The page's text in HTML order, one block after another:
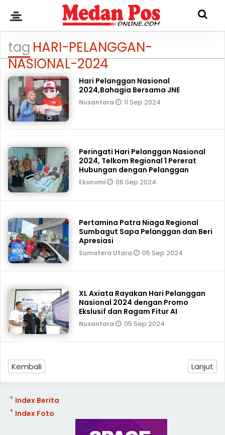
tag HARI-PELANGGAN-
NASIONAL-2024
Hari Pelanggan Nasional
2024,Bahagia Bersama JNE
Nusantara 11 Sep 2024
Peringati Hari Pelanggan Nasional
2024, Telkom Regional 1 Pererat
Hubungan dengan Pelanggan
Ekonomi 06 Sep 2024
Pertamina Patra Niaga Regional
Sumbagut Sapa Pelanggan dan Beri
Apresiasi
Sumatera Utara 05 Sep 2024
XL Axiata Rayakan Hari Pelanggan
Nasional 2024 dengan Promo
Ekslusif dan Ragam Fitur AI
Nusantara 05 Sep 2024
Kembali Lanjut
Index Berita
+
Index Foto
+